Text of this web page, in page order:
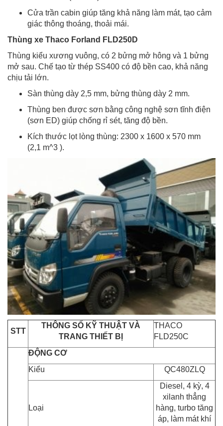
Cửa trần cabin giúp tăng khả năng làm mát, tạo cảm
giác thông thoáng, thoải mái.
Thùng xe Thaco Forland FLD250D
Thùng kiểu xương vuông, có 2 bửng mở hông và 1 bửng
mở sau. Chế tạo từ thép SS400 có độ bền cao, khả năng
chịu tải lớn.
Sàn thùng dày 2,5 mm, bửng thùng dày 2 mm.
Thùng ben được sơn bằng công nghệ sơn tĩnh điện
(sơn ED) giúp chống rỉ sét, tăng độ bền.
Kích thước lọt lòng thùng: 2300 x 1600 x 570 mm
(2,1 m^3 ).
STT
THÔNG SỐ KỸ THUẬT VÀ
TRANG THIẾT BỊ
THACO
FLD250C
ĐỘNG CƠ
Kiểu
QC480ZLQ
Loại
Diesel, 4 kỳ, 4
xilanh thẳng
hàng, turbo tăng
áp, làm mát khí